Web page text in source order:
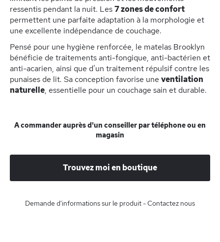
ressentis pendant la nuit. Les7 zones de confort
permettent une parfaite adaptation à la morphologie et
une excellente indépendance de couchage.
Pensé pour une hygiène renforcée, le matelas Brooklyn
bénéficie de traitements anti-fongique, anti-bactérien et
anti-acarien, ainsi que d’un traitement répulsif contre les
punaises de lit. Sa conception favorise une ventilation
naturelle, essentielle pour un couchage sain et durable.
A commander auprès d'un conseiller par téléphone ou en
magasin
Trouvez moi en boutique
Demande d'informations sur le produit - Contactez nous